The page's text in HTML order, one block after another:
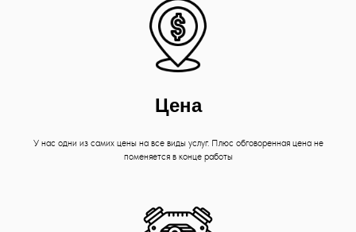
Цена
У нас одни из самих цены на все виды услуг. Плюс обговоренная цена не
поменяется в конце работы